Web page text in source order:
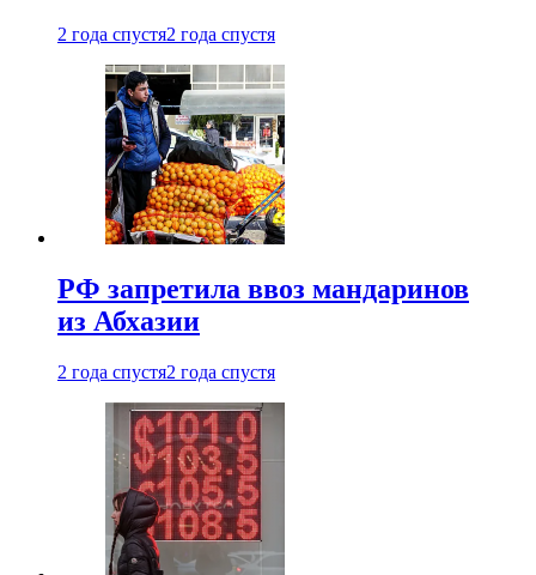
2 года спустя2 года спустя
РФ запретила ввоз мандаринов
из Абхазии
2 года спустя2 года спустя